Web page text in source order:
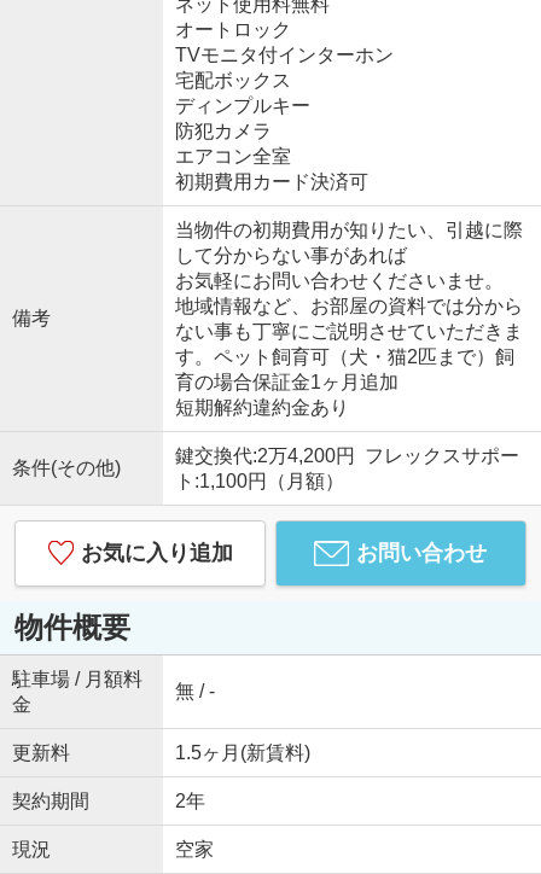
オートロック
TVモニタ付インターホン
宅配ボックス
ディンプルキー
防犯カメラ
エアコン全室
初期費用カード決済可
備考
当物件の初期費用が知りたい、引越に際
して分からない事があれば
お気軽にお問い合わせくださいませ。
地域情報など、お部屋の資料では分から
ない事も丁寧にご説明させていただきま
す。ペット飼育可（犬・猫2匹まで）飼
育の場合保証金1ヶ月追加
短期解約違約金あり
条件(その他)
鍵交換代:2万4,200円 フレックスサポー
ト:1,100円（月額）
お気に入り追加 お問い合わせ
物件概要
駐車場 / 月額料
金
無 / -
更新料 1.5ヶ月(新賃料)
契約期間 2年
現況 空家